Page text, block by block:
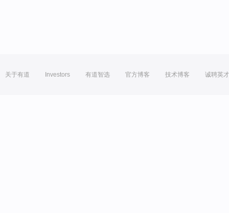
关于有道 Investors 有道智选 官方博客 技术博客 诚聘英才